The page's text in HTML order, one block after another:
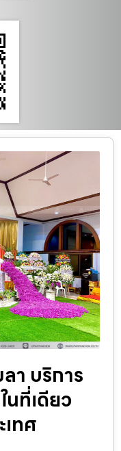
า บริการ
ที่เดียว
ทศ